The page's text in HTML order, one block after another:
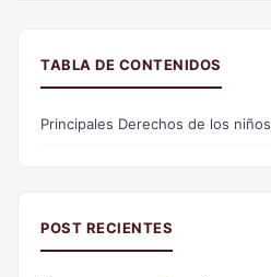
TABLA DE CONTENIDOS
Principales Derechos de los niños
POST RECIENTES